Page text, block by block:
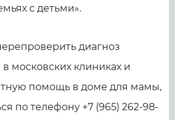
с детьми».
диагноз
московских клиниках и
помощь в доме для мамы,
по телефону +7 (965) 262-98-